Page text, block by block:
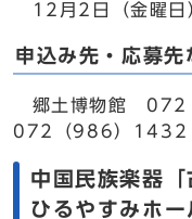
12月2日（金曜日
申込み先・応募
郷土博物館 072
072（986）1432
中国民族楽器
ひるやすみホー